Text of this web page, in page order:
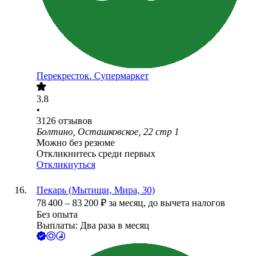
Перекресток. Супермаркет
3.8
•
3126 отзывов
Болтино, Осташковское, 22 стр 1
Можно без резюме
Откликнитесь среди первых
Откликнуться
Пекарь (Мытищи, Мира, 30)
78 400 – 83 200 ₽ за месяц, до вычета налогов
Без опыта
Выплаты: Два раза в месяц